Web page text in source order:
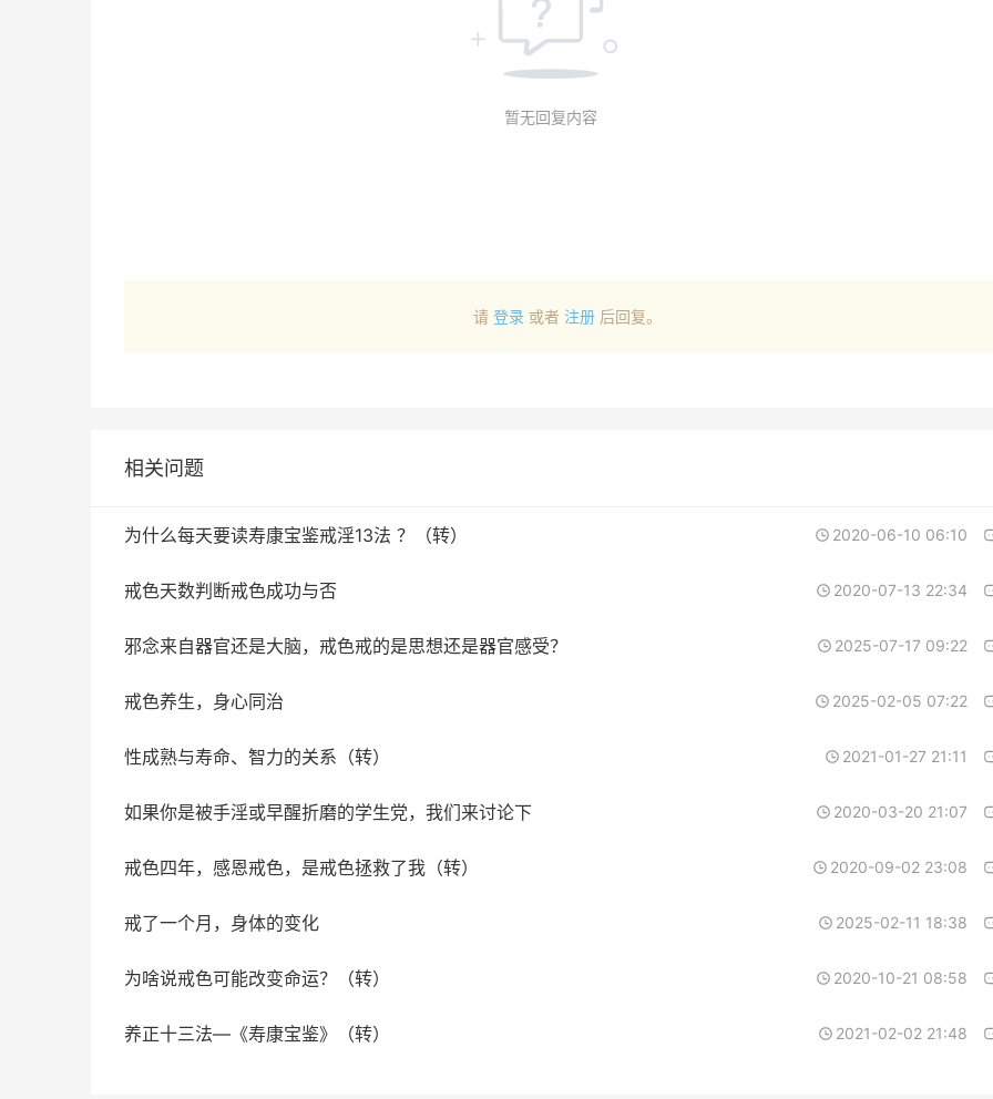
暂无回复内容
请 登录 或者 注册 后回复。
相关问题
为什么每天要读寿康宝鉴戒淫13法 ？（转） 2020-06-10 06:10
戒色天数判断戒色成功与否 2020-07-13 22:34
邪念来自器官还是大脑，戒色戒的是思想还是器官感受？ 2025-07-17 09:22
戒色养生，身心同治 2025-02-05 07:22
性成熟与寿命、智力的关系（转） 2021-01-27 21:11
如果你是被手淫或早醒折磨的学生党，我们来讨论下 2020-03-20 21:07
戒色四年，感恩戒色，是戒色拯救了我（转） 2020-09-02 23:08
戒了一个月，身体的变化 2025-02-11 18:38
为啥说戒色可能改变命运？（转） 2020-10-21 08:58
养正十三法—《寿康宝鉴》（转） 2021-02-02 21:48